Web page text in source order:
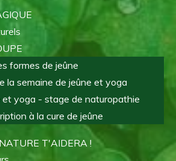
formes de jeûne
la semaine de jeûne et yoga
et yoga - stage de naturopathie
à la cure de jeûne
T'AIDERA !